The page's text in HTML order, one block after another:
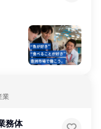
業
務体